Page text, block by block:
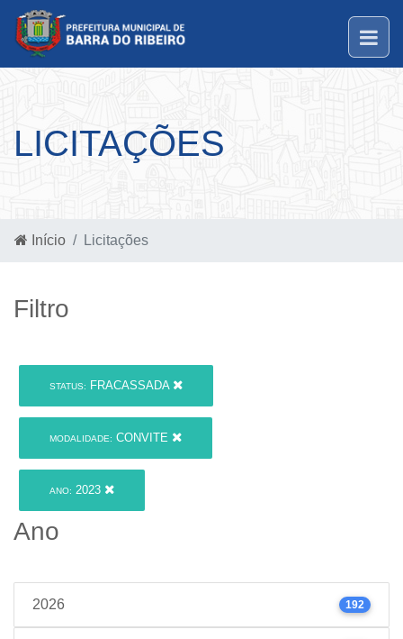
LICITAÇÕES
Início Licitações
Filtro
STATUS: FRACASSADA
MODALIDADE: CONVITE
ANO: 2023
Ano
2026 192